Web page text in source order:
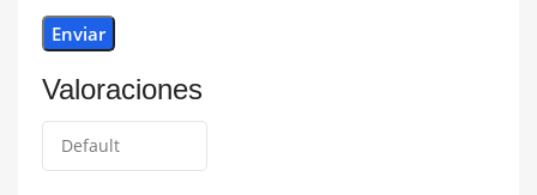
Valoraciones